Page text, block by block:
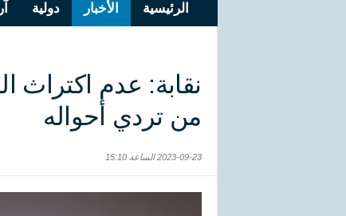
الرئيسية الأخبار دولية
نقابة: عدم اكتراث
من تردي أحواله
2023-09-23 الساعة 15:10